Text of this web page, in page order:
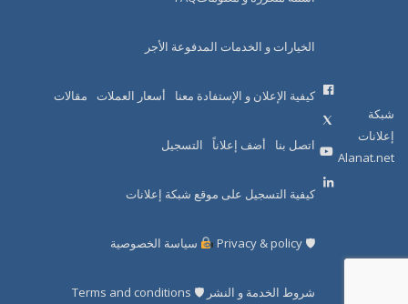
شبكة
إعلانات
Alanat.net
الخيارات و الخدمات المدفوعة الأجر
كيفية الإعلان و الإستفادة معنا أسعار العملات مقالات
اتصل بنا أضف إعلاناً التسجيل
كيفية التسجيل على موقع شبكة إعلانات
🛡 Privacy & policy سياسة الخصوصية
شروط الخدمة و النشر 🛡 Terms and conditions